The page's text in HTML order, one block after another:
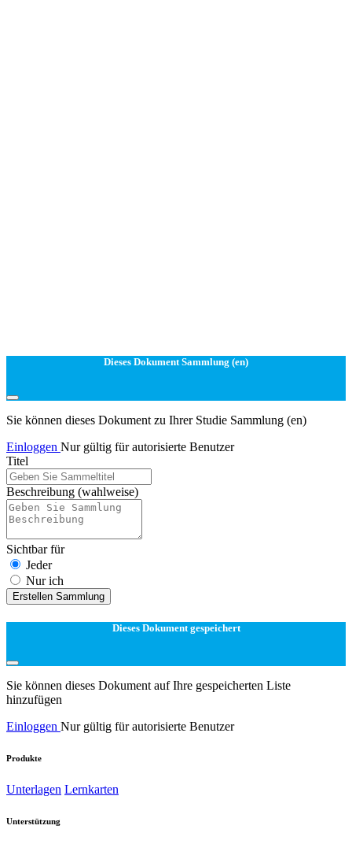
Dieses Dokument Sammlung (en)
Sie können dieses Dokument zu Ihrer Studie Sammlung (en)
Einloggen Nur gültig für autorisierte Benutzer
Titel
Beschreibung (wahlweise)
Sichtbar für
Jeder
Nur ich
Erstellen Sammlung
Dieses Dokument gespeichert
Sie können dieses Dokument auf Ihre gespeicherten Liste
hinzufügen
Einloggen Nur gültig für autorisierte Benutzer
Produkte
Unterlagen Lernkarten
Unterstützung